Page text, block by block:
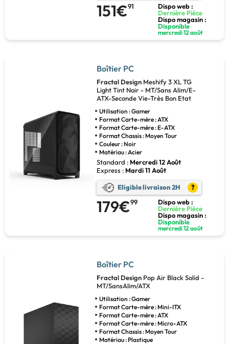
151€91
Dispo web :
Dernière Pièce
Dispo magasin :
Disponible
mercredi 12 août
Boîtier PC
Fractal Design Meshify 3 XL TG
Light Tint Noir - MT/Sans Alim/E-
ATX-Seconde Vie-Très Bon Etat
Utilisation : Gamer
Format Carte-mère : ATX
Format Carte-mère : E-ATX
Format Chassis : Moyen Tour
Couleur : Noir
Matériau : Acier
Standard : Mercredi 12 Août
Express : Mardi 11 Août
Eligible livraison 2H ?
179€99
Dispo web :
Dernière Pièce
Dispo magasin :
Disponible
mercredi 12 août
Boîtier PC
Fractal Design Pop Air Black Solid -
MT/SansAlim/ATX
Utilisation : Gamer
Format Carte-mère : Mini-ITX
Format Carte-mère : ATX
Format Carte-mère : Micro-ATX
Format Chassis : Moyen Tour
Matériau : Plastique